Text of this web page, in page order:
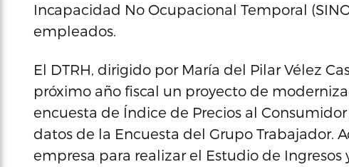
Incapacidad No Ocupacional Temporal
empleados.
El DTRH, dirigido por María del Pilar Vélez
próximo año fiscal un proyecto de
encuesta de Índice de Precios al
datos de la Encuesta del Grupo Trabajador.
empresa para realizar el Estudio de Ingresos